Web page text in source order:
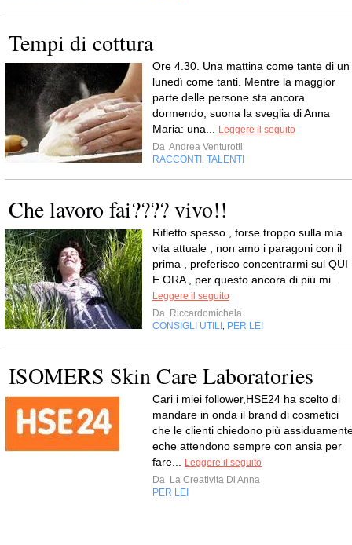
Tempi di cottura
Ore 4.30. Una mattina come tante di un
lunedì come tanti. Mentre la maggior
parte delle persone sta ancora
dormendo, suona la sveglia di Anna
Maria: una...
Leggere il seguito
Da Andrea Venturotti
RACCONTI
TALENTI
Che lavoro fai???? vivo!!
Rifletto spesso , forse troppo sulla mia
vita attuale , non amo i paragoni con il
prima , preferisco concentrarmi sul QUI
E ORA , per questo ancora di più mi...
Leggere il seguito
Da Riccardomichela
CONSIGLI UTILI
PER LEI
ISOMERS Skin Care Laboratories
Cari i miei follower,HSE24 ha scelto di
mandare in onda il brand di cosmetici
che le clienti chiedono più
eche attendono sempre con ansia per
fare...
Leggere il seguito
Da La Creativita Di Anna
PER LEI